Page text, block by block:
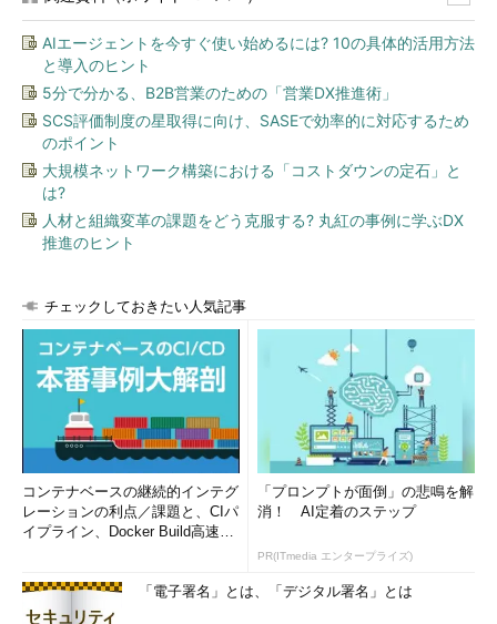
図1 キューとスタックを試すプログラム
キューがスタックに近い形で利用可能になっているのが、実感
できます。
Profile
平野正喜
AIエージェントを今すぐ使い始めるには? 10の具体的活用方法
と導入のヒント
5分で分かる、B2B営業のための「営業DX推進術」
SCS評価制度の星取得に向け、SASEで効率的に対応するため
のポイント
大規模ネットワーク構築における「コストダウンの定石」と
は?
人材と組織変革の課題をどう克服する? 丸紅の事例に学ぶDX
推進のヒント
チェックしておきたい人気記事
コンテナベースの継続的インテグ
レーションの利点／課題と、CIパ
イプライン、Docker Build高速化
「プロンプトが面倒」の悲鳴を解
消！ AI定着のステップ
PR(ITmedia エンタープライズ)
「電子署名」とは、「デジタル署名」とは